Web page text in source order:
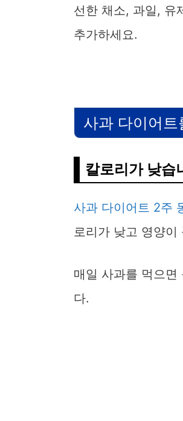
선한 채소, 과일, 유
추가하세요.
사과 다이어
칼로리가 낮습
사과 다이어트 2주
로리가 낮고 영양
매일 사과를 먹으면
다.